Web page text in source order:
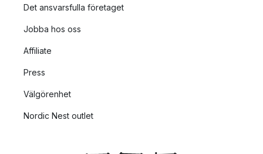
Det ansvarsfulla företaget
Jobba hos oss
Affiliate
Press
Välgörenhet
Nordic Nest outlet